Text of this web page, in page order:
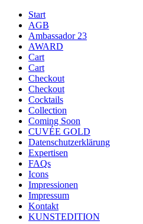
Start
AGB
Ambassador 23
AWARD
Cart
Cart
Checkout
Checkout
Cocktails
Collection
Coming Soon
CUVÉE GOLD
Datenschutzerklärung
Expertisen
FAQs
Icons
Impressionen
Impressum
Kontakt
KUNSTEDITION